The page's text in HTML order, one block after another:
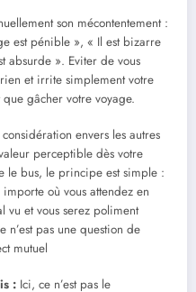
son mécontentement :
est pénible », « Il est bizarre
absurde ». Eviter de vous
et irrite simplement votre
gâcher votre voyage.
considération envers les autres
perceptible dès votre
le bus, le principe est simple :
où vous attendez en
vu et vous serez poliment
n’est pas une question de
mutuel
: Ici, ce n’est pas le